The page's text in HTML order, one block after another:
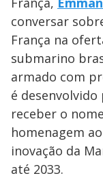
conversar
França na
submarino
armado com
é
receber o
homenagem
inovação da
até 2033.